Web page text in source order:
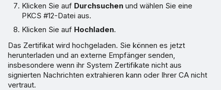
Klicken Sie auf Durchsuchen und wählen Sie eine
PKCS #12-Datei aus.
Klicken Sie auf Hochladen.
Das Zertifikat wird hochgeladen. Sie können es jetzt
herunterladen und an externe Empfänger senden,
insbesondere wenn ihr System Zertifikate nicht aus
signierten Nachrichten extrahieren kann oder Ihrer CA nicht
vertraut.